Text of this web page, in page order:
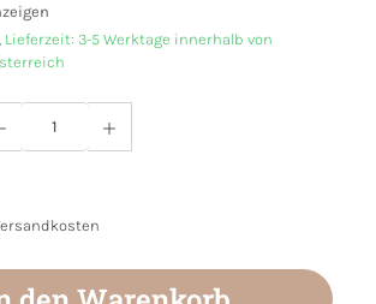
Lieferzeit: 3-5 Werktage innerhalb von
Gib den gewünschten